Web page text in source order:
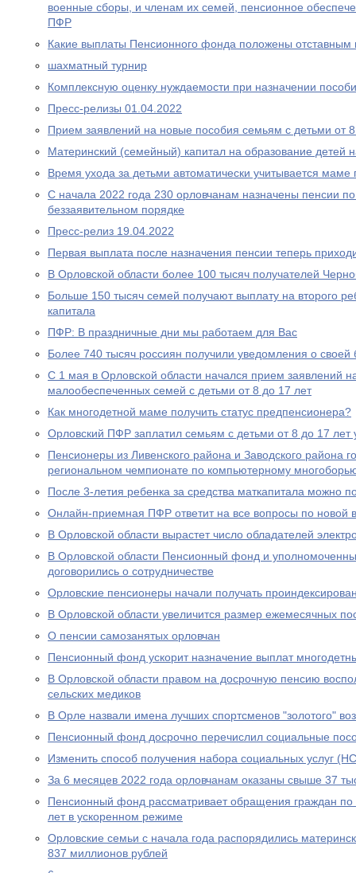
военные сборы, и членам их семей, пенсионное
ПФР
Какие выплаты Пенсионного фонда положены
шахматный турнир
Комплексную оценку нуждаемости при назначении
Пресс-релизы 01.04.2022
Прием заявлений на новые пособия семьям с детьми от
Материнский (семейный) капитал на образование детей
Время ухода за детьми автоматически учитывается
С начала 2022 года 230 орловчанам назначены пенсии
беззаявительном порядке
Пресс-релиз 19.04.2022
Первая выплата после назначения пенсии теперь
В Орловской области более 100 тысяч получателей
Больше 150 тысяч семей получают выплату на второго
капитала
ПФР: В праздничные дни мы работаем для Вас
Более 740 тысяч россиян получили уведомления о
С 1 мая в Орловской области начался прием заявлений
малообеспеченных семей с детьми от 8 до 17 лет
Как многодетной маме получить статус предпенсионера?
Орловский ПФР заплатил семьям с детьми от 8 до 17
Пенсионеры из Ливенского района и Заводского района
региональном чемпионате по компьютерному
После 3-летия ребенка за средства маткапитала можно
Онлайн-приемная ПФР ответит на все вопросы по новой
В Орловской области вырастет число обладателей
В Орловской области Пенсионный фонд и
договорились о сотрудничестве
Орловские пенсионеры начали получать
В Орловской области увеличится размер ежемесячных
О пенсии самозанятых орловчан
Пенсионный фонд ускорит назначение выплат
В Орловской области правом на досрочную пенсию
сельских медиков
В Орле назвали имена лучших спортсменов "золотого"
Пенсионный фонд досрочно перечислил социальные
Изменить способ получения набора социальных услуг
За 6 месяцев 2022 года орловчанам оказаны свыше 37
Пенсионный фонд рассматривает обращения граждан по
лет в ускоренном режиме
Орловские семьи с начала года распорядились
837 миллионов рублей